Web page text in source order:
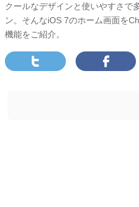
クールなデザインと使いやすさで
ン。そんなiOS 7のホーム画面を
機能をご紹介。